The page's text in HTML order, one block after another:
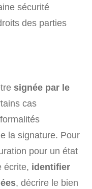
sécurité
des parties
signée par le
cas
la signature. Pour
pour un état
écrite, identifier
, décrire le bien